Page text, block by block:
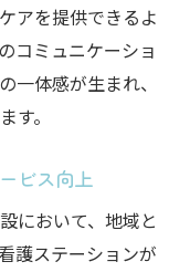
アを提供できるよ
コミュニケーショ
一体感が生まれ、
す。
ビス向上
において、地域と
護ステーションが